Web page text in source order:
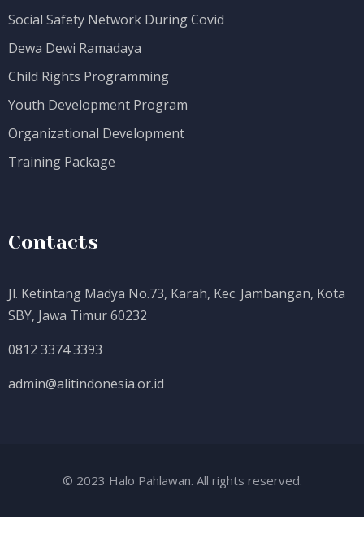
Social Safety Network During Covid
Dewa Dewi Ramadaya
Child Rights Programming
Youth Development Program
Organizational Development
Training Package
Contacts
Jl. Ketintang Madya No.73, Karah, Kec. Jambangan, Kota
SBY, Jawa Timur 60232
0812 3374 3393
admin@alitindonesia.or.id
© 2023 Halo Pahlawan. All rights reserved.